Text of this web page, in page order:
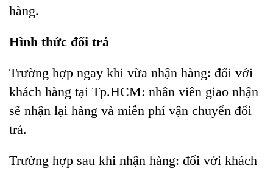
hàng.
Hình thức đổi trả
Trường hợp ngay khi vừa nhận hàng: đối với
khách hàng tại Tp.HCM: nhân viên giao nhận
sẽ nhận lại hàng và miễn phí vận chuyển đổi
trả.
Trường hợp sau khi nhận hàng: đối với khách